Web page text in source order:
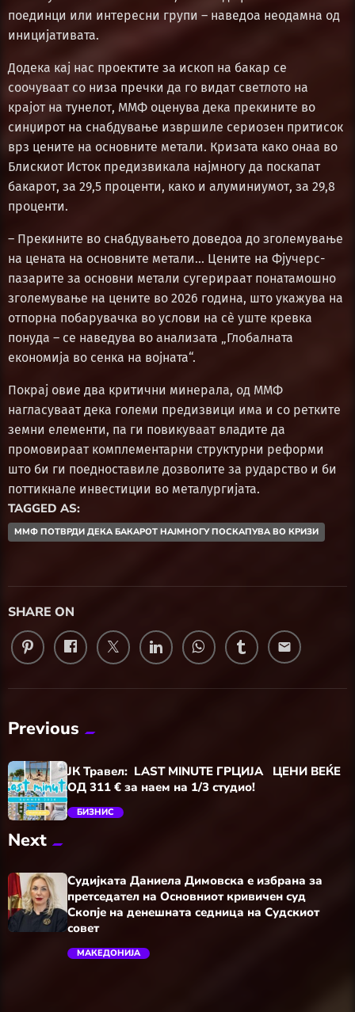
поединци или интересни групи – наведоа неодамна од
иницијативата.
Додека кај нас проектите за ископ на бакар се
соочуваат со низа пречки да го видат светлото на
крајот на тунелот, ММФ оценува дека прекините во
синџирот на снабдување извршиле сериозен притисок
врз цените на основните метали. Кризата како онаа во
Блискиот Исток предизвикала најмногу да поскапат
бакарот, за 29,5 проценти, како и алуминиумот, за 29,8
проценти.
– Прекините во снабдувањето доведоа до зголемување
на цената на основните метали… Цените на Фјучерс-
пазарите за основни метали сугерираат понатамошно
зголемување на цените во 2026 година, што укажува на
отпорна побарувачка во услови на сè уште кревка
понуда – се наведува во анализата „Глобалната
економија во сенка на војната“.
Покрај овие два критични минерала, од ММФ
нагласуваат дека големи предизвици има и со ретките
земни елементи, па ги повикуваат владите да
промовираат комплементарни структурни реформи
што би ги поедноставиле дозволите за рударство и би
поттикнале инвестиции во металургијата.
TAGGED AS:
ММФ ПОТВРДИ ДЕКА БАКАРОТ НАЈМНОГУ ПОСКАПУВА ВО КРИЗИ
SHARE ON
email
Previous
ЈК Травел: LAST MINUTE ГРЦИЈА ЦЕНИ ВЕЌЕ
ОД 311 € за наем на 1/3 студио!
БИЗНИС
Next
Судијката Даниела Димовска е избрана за
претседател на Основниот кривичен суд
Скопје на денешната седница на Судскиот
совет
МАКЕДОНИЈА